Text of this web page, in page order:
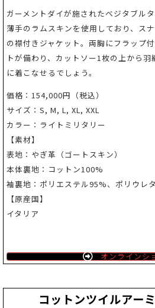
ガーメントダイが施されたベジタブル
薄手のラムスキンを使用しており、ス
の襟付きジャケット。両胸にフラップ
トが備わり、カットソー1枚の上から
に着こなせるでしょう。
価格：154,000円（税込）
サイズ：S, M, L, XL, XXL
カラー：ライトミリタリー
【素材】
表地：やぎ革（ゴートスキン）
本体裏地：コットン100%
袖裏地：ポリエステル95%、ポリウレ
【原産国】
イタリア
オンラインシ
コットンツイルアー